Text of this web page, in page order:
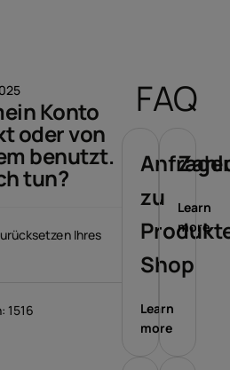
Konto
oder von
benutzt.
tun?
Ihres
1516
FAQ
zu
Shop
Learn
more
Learn
more